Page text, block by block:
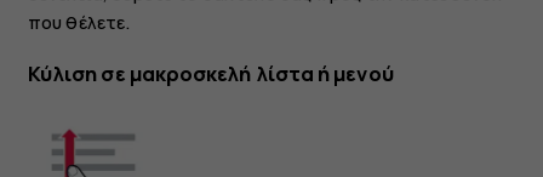
που θέλετε.
Κύλιση σε μακροσκελή λίστα ή μενού